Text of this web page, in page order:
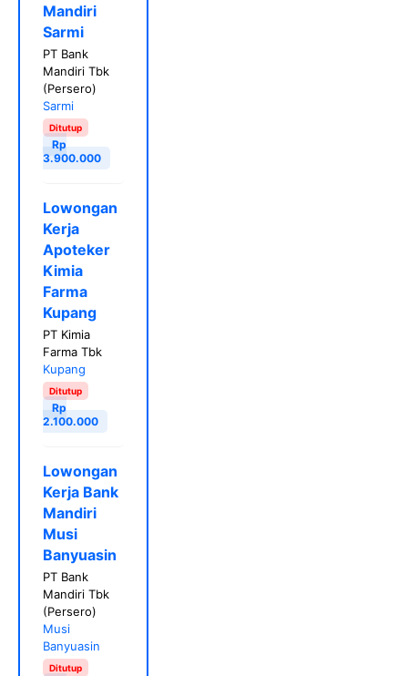
Mandiri
Sarmi
PT Bank
Mandiri Tbk
(Persero)
Sarmi
Ditutup
Rp
3.900.000
Lowongan
Kerja
Apoteker
Kimia
Farma
Kupang
PT Kimia
Farma Tbk
Kupang
Ditutup
Rp
2.100.000
Lowongan
Kerja Bank
Mandiri
Musi
Banyuasin
PT Bank
Mandiri Tbk
(Persero)
Musi
Banyuasin
Ditutup